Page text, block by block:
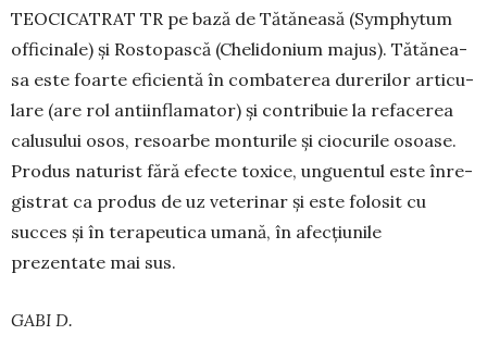
TEO­CICATRAT TR pe bază de Tătăneasă (Symphy­tum
officinale) și Rostopască (Chelido­nium majus). Tă­tă­nea­
sa este foarte eficientă în com­bate­rea durerilor ar­ti­cu­
lare (are rol antiinfla­mator) și con­tribuie la refacerea
ca­lusului osos, resoarbe monturile și ciocurile osoase.
Pro­dus natu­rist fără efecte toxice, unguentul este în­re­
gistrat ca produs de uz veterinar și este folosit cu
succes și în tera­peutica umană, în afecțiunile
prezentate mai sus.
GABI D.